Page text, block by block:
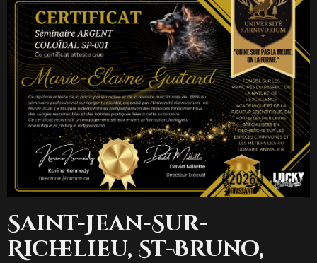
Saint-Jean-Sur-
Richelieu, St-Bruno,